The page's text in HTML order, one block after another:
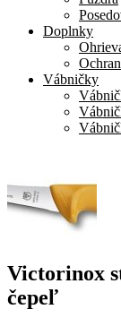
Doplnky
Vábničky
Victorinox
čepeľ